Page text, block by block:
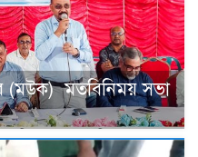
(মউক) মতবিনিময় সভা